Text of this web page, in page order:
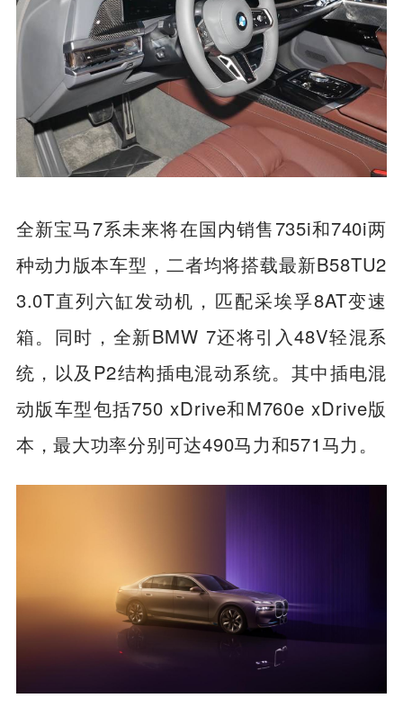
全新宝马7系未来将在国内销售735i和740i两
种动力版本车型，二者均将搭载最新B58TU2
3.0T直列六缸发动机，匹配采埃孚8AT变速
箱。同时，全新BMW 7还将引入48V轻混系
统，以及P2结构插电混动系统。其中插电混
动版车型包括750 xDrive和M760e xDrive版
本，最大功率分别可达490马力和571马力。